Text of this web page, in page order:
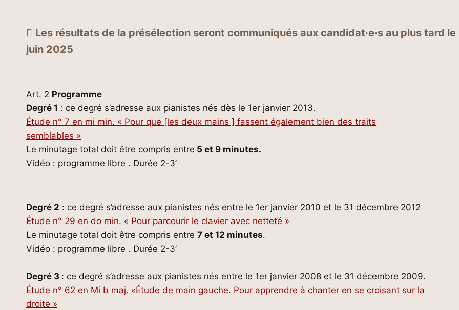
 Les résultats de la présélection seront communiqués aux candidat·e·s au plus tard
juin 2025
Art. 2 Programme
Degré 1 : ce degré s’adresse aux pianistes nés dès le 1er janvier 2013.
Étude n° 7 en mi min. « Pour que [les deux mains ] fassent également bien des traits
semblables »
Le minutage total doit être compris entre 5 et 9 minutes.
Vidéo : programme libre . Durée 2-3’
Degré 2 : ce degré s’adresse aux pianistes nés entre le 1er janvier 2010 et le 31 décembre 2012
Étude n° 29 en do min. « Pour parcourir le clavier avec netteté »
Le minutage total doit être compris entre 7 et 12 minutes.
Vidéo : programme libre . Durée 2-3’
Degré 3 : ce degré s’adresse aux pianistes nés entre le 1er janvier 2008 et le 31 décembre 2009.
Étude n° 62 en Mi b maj. «Étude de main gauche. Pour apprendre à chanter en se croisant sur la
droite »